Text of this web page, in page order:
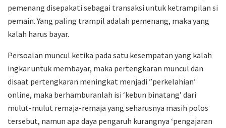
pemenang disepakati sebagai transaksi untuk ketrampilan si
pemain. Yang paling trampil adalah pemenang, maka yang
kalah harus bayar.
Persoalan muncul ketika pada satu kesempatan yang kalah
ingkar untuk membayar, maka pertengkaran muncul dan
disaat pertengkaran meningkat menjadi ”perkelahian’
online, maka berhamburanlah isi ‘kebun binatang’ dari
mulut-mulut remaja-remaja yang seharusnya masih polos
tersebut, namun apa daya pengaruh kurangnya ‘pengajaran